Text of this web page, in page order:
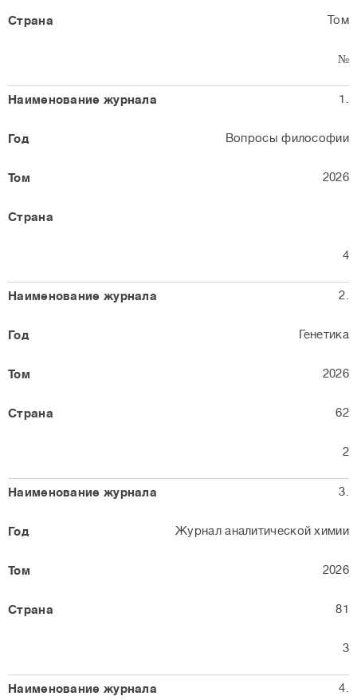
Том
№
1.
Вопросы философии
2026
4
2.
Генетика
2026
62
2
3.
Журнал аналитической химии
2026
81
3
4.